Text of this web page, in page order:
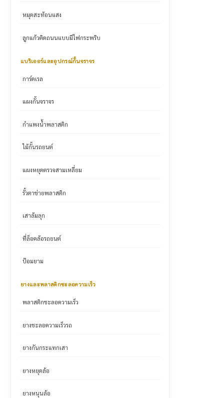
หมุดสะท้อนแสง
ลูกแก้วติดถนนแบบมีไฟกระพริบ
แบริเออร์และอุปกรณ์กั้นจราจร
การ์ดเรล
แผงกั้นจราจร
กำแพงน้ำพลาสติก
ไม้กั้นรถยนต์
แผงหยุดตรวจสามเหลี่ยม
รั้วตาข่ายพลาสติก
เสาล้มลุก
ที่ล็อคล้อรถยนต์
ป้อมยาม
ยางและพลาสติกชะลอความเร็ว
พลาสติกชะลอความเร็ว
ยางชะลอความเร็วรถ
ยางกันกระแทกเสา
ยางหยุดล้อ
ยางหนุนล้อ